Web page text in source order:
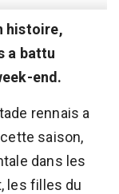
histoire,
a battu
end.
rennais a
cette saison,
dans les
les filles du